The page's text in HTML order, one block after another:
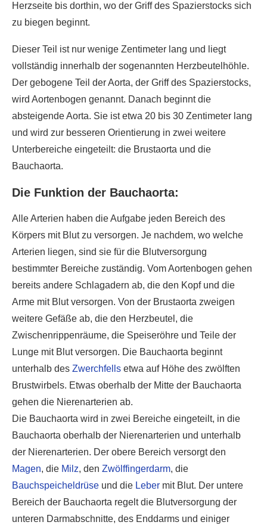
Herzseite bis dorthin, wo der Griff des Spazierstocks sich
zu biegen beginnt.
Dieser Teil ist nur wenige Zentimeter lang und liegt
vollständig innerhalb der sogenannten Herzbeutelhöhle.
Der gebogene Teil der Aorta, der Griff des Spazierstocks,
wird Aortenbogen genannt. Danach beginnt die
absteigende Aorta. Sie ist etwa 20 bis 30 Zentimeter lang
und wird zur besseren Orientierung in zwei weitere
Unterbereiche eingeteilt: die Brustaorta und die
Bauchaorta.
Die Funktion der Bauchaorta:
Alle Arterien haben die Aufgabe jeden Bereich des
Körpers mit Blut zu versorgen. Je nachdem, wo welche
Arterien liegen, sind sie für die Blutversorgung
bestimmter Bereiche zuständig. Vom Aortenbogen gehen
bereits andere Schlagadern ab, die den Kopf und die
Arme mit Blut versorgen. Von der Brustaorta zweigen
weitere Gefäße ab, die den Herzbeutel, die
Zwischenrippenräume, die Speiseröhre und Teile der
Lunge mit Blut versorgen. Die Bauchaorta beginnt
unterhalb des Zwerchfells etwa auf Höhe des zwölften
Brustwirbels. Etwas oberhalb der Mitte der Bauchaorta
gehen die Nierenarterien ab.
Die Bauchaorta wird in zwei Bereiche eingeteilt, in die
Bauchaorta oberhalb der Nierenarterien und unterhalb
der Nierenarterien. Der obere Bereich versorgt den
Magen, die Milz, den Zwölffingerdarm, die
Bauchspeicheldrüse und die Leber mit Blut. Der untere
Bereich der Bauchaorta regelt die Blutversorgung der
unteren Darmabschnitte, des Enddarms und einiger